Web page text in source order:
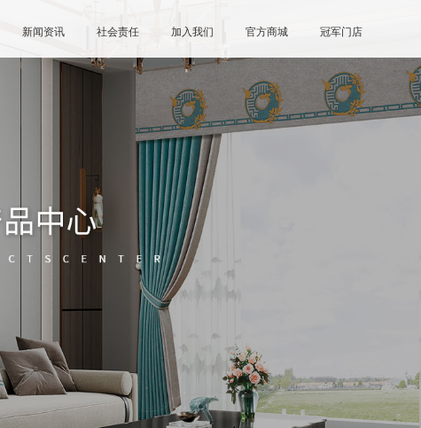
新闻资讯 社会责任 加入我们 官方商城 冠军门店